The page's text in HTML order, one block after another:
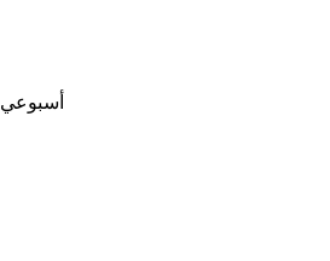
أسبوعي